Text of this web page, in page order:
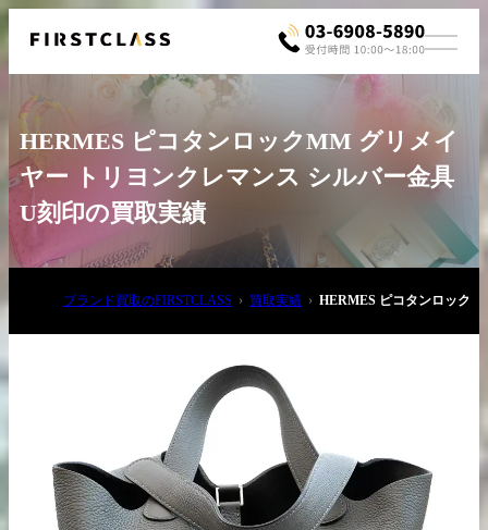
03-6908-5890
HERMES ピコタンロックMM グリメイ
ヤー トリヨンクレマンス シルバー金具
U刻印の買取実績
ブランド買取のFIRSTCLASS 買取実績 HERMES ピコタンロック